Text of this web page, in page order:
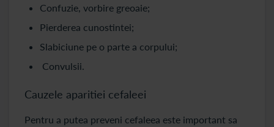
Confuzie, vorbire greoaie;
Pierderea cunostintei;
Slabiciune pe o parte a corpului;
Convulsii.
Cauzele aparitiei cefaleei
Pentru a putea preveni cefaleea este important sa